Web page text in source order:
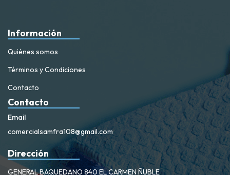
Información
Quiénes somos
Términos y Condiciones
Contacto
Contacto
Email
comercialsamfra108@gmail.com
Dirección
GENERAL BAQUEDANO 840 EL CARMEN ÑUBLE